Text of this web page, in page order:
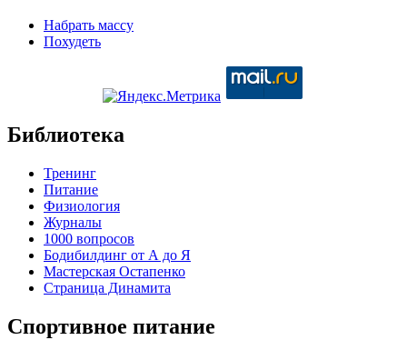
Набрать массу
Похудеть
Библиотека
Тренинг
Питание
Физиология
Журналы
1000 вопросов
Бодибилдинг от А до Я
Мастерская Остапенко
Страница Динамита
Спортивное питание